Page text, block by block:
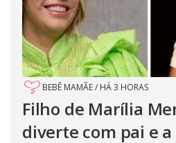
BEBÊ MAMÃE/ HÁ 3 HORAS
Filho de Marília
diverte com pai e